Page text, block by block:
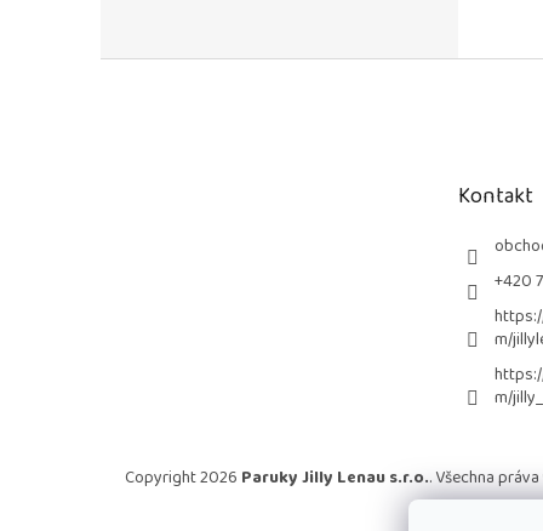
Kontakt
+420
m/
m/
Copyright 2026 Paruky Jilly Lenau s.r.o.. Všechna